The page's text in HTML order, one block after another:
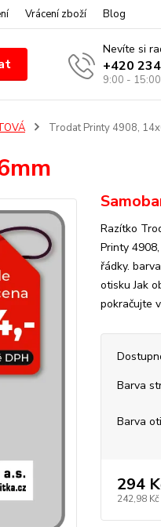
Vrácení zboží Blog
Nevíte si
+420
9:00 - 15:00
Trodat Printy 4908,
Razítko
Printy
řádky.
otisku Jak
pokračujte
Barva
Barva
294
242,98 Kč